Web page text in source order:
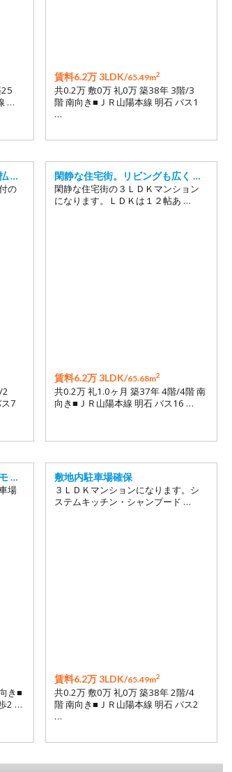
…
賃料6.2万 3LDK/65.49m2
共0.2万 敷0万 礼0万 築38年 3階/3
階 南向き■ＪＲ山陽本線 明石 バス1
…
…
の
7
閑静な住宅街。リビングも広く …
閑静な住宅街の３ＬＤＫマンション
になります。ＬＤＫは１２帖あ …
賃料6.2万 3LDK/65.68m2
共0.2万 礼1.0ヶ月 築37年 4階/4階 南
向き■ＪＲ山陽本線 明石 バス16 …
…
場
き■
2 …
敷地内駐車場確保
３ＬＤＫマンションになります。シ
ステムキッチン・シャンプード …
賃料6.2万 3LDK/65.49m2
共0.2万 敷0万 礼0万 築38年 2階/4
階 南向き■ＪＲ山陽本線 明石 バス2
…